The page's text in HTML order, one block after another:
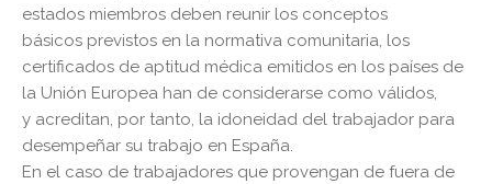
estados miembros deben reunir los conceptos
básicos previstos en la normativa comunitaria, los
certificados de aptitud médica emitidos en los países de
la Unión Europea han de considerarse como válidos,
y acreditan, por tanto, la idoneidad del trabajador para
desempeñar su trabajo en España.
En el caso de trabajadores que provengan de fuera de